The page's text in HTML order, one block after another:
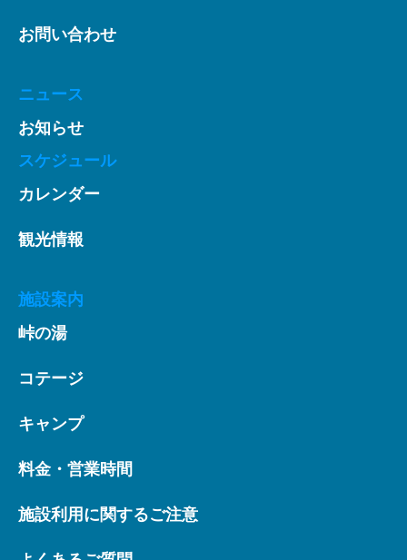
お問い合わせ
ニュース
お知らせ
スケジュール
カレンダー
観光情報
施設案内
峠の湯
コテージ
キャンプ
料金・営業時間
施設利用に関するご注意